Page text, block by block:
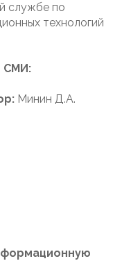
службе по
технологий
СМИ:
Минин Д.А.